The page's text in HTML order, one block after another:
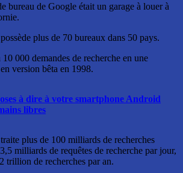
bureau de Google était un garage à louer à
plus de 70 bureaux dans 50 pays.
000 demandes de recherche en une
version bêta en 1998.
à dire à votre smartphone Android
libres
plus de 100 milliards de recherches
milliards de requêtes de recherche par jour,
trillion de recherches par an.